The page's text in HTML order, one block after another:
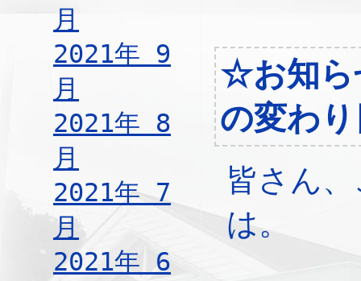
月
2021年 9
月
2021年 8
月
2021年 7
月
2021年 6
☆お知
の変わ
皆さん
は。